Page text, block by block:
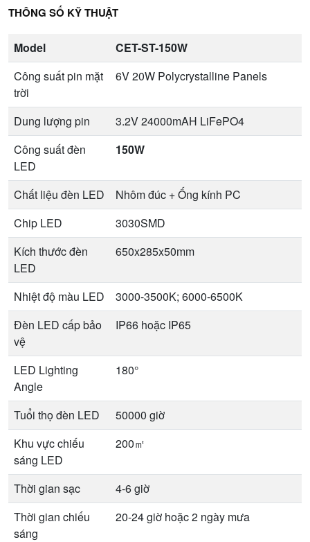
THÔNG SỐ KỸ THUẬT
Model
CET-ST-150W
Công suất pin mặt
trời
6V 20W Polycrystalline Panels
Dung lượng pin
3.2V 24000mAH LiFePO4
Công suất đèn
LED
150W
Chất liệu đèn LED
Nhôm đúc + Ống kính PC
Chip LED
3030SMD
Kích thước đèn
LED
650x285x50mm
Nhiệt độ màu LED
3000-3500K; 6000-6500K
Đèn LED cấp bảo
vệ
IP66 hoặc IP65
LED Lighting
Angle
180°
Tuổi thọ đèn LED
50000 giờ
Khu vực chiếu
sáng LED
200㎡
Thời gian sạc
4-6 giờ
Thời gian chiếu
sáng
20-24 giờ hoặc 2 ngày mưa